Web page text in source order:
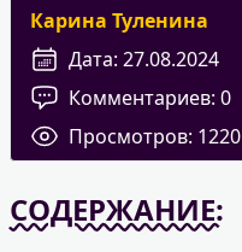
Карина Туленина
Дата: 27.08.2024
Комментариев: 0
Просмотров: 1220
СОДЕРЖАНИЕ: